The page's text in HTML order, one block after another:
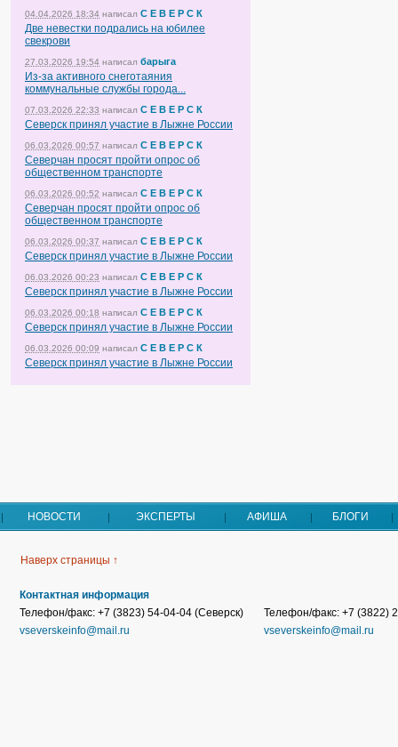
04.04.2026 18:34 написал С Е В Е Р С К
Две невестки подрались на юбилее
свекрови
27.03.2026 19:54 написал барыга
Из-за активного снеготаяния
коммунальные службы города...
07.03.2026 22:33 написал С Е В Е Р С К
Северск принял участие в Лыжне России
06.03.2026 00:57 написал С Е В Е Р С К
Северчан просят пройти опрос об
общественном транспорте
06.03.2026 00:52 написал С Е В Е Р С К
Северчан просят пройти опрос об
общественном транспорте
06.03.2026 00:37 написал С Е В Е Р С К
Северск принял участие в Лыжне России
06.03.2026 00:23 написал С Е В Е Р С К
Северск принял участие в Лыжне России
06.03.2026 00:18 написал С Е В Е Р С К
Северск принял участие в Лыжне России
06.03.2026 00:09 написал С Е В Е Р С К
Северск принял участие в Лыжне России
НОВОСТИ ЭКСПЕРТЫ АФИША БЛОГИ
Наверх страницы ↑
Контактная информация
Телефон/факс: +7 (3823) 54-04-04 (Северск)
vseverskeinfo@mail.ru
Телефон/факс: +7 (3822)
vseverskeinfo@mail.ru